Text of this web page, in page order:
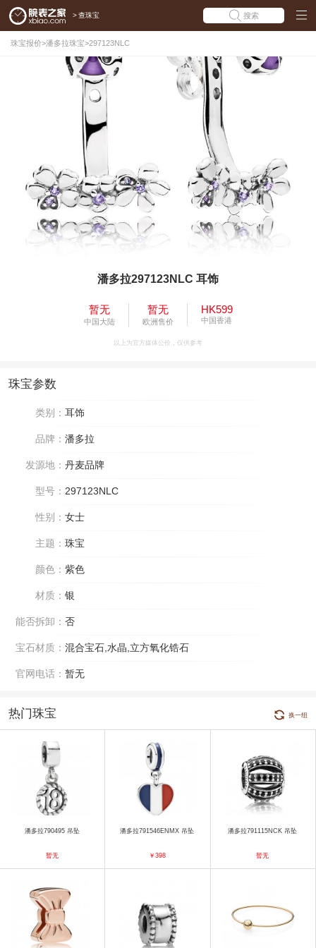
> 查珠宝 搜索
珠宝报价>潘多拉珠宝>297123NLC
潘多拉297123NLC 耳饰
暂无
中国大陆
暂无
欧洲售价
HK599
中国香港
以上为官方媒体公价，仅供参考
珠宝参数
类别： 耳饰
品牌： 潘多拉
发源地： 丹麦品牌
型号： 297123NLC
性别： 女士
主题： 珠宝
颜色： 紫色
材质： 银
能否拆卸： 否
宝石材质： 混合宝石,水晶,立方氧化锆石
官网电话： 暂无
热门珠宝 换一组
潘多拉790495 吊坠
暂无
潘多拉791546ENMX 吊坠
￥398
潘多拉791115NCK 吊坠
暂无